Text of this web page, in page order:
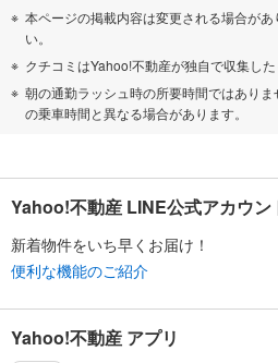
本ページの掲載内容は変更される場合が
い。
クチコミはYahoo!不動産が独自で収集した
朝の通勤ラッシュ時の所要時間ではあり
の乗車時間と異なる場合があります。
Yahoo!不動産 LINE公式アカウン
新着物件をいち早くお届け！
便利な機能のご紹介
Yahoo!不動産 アプリ